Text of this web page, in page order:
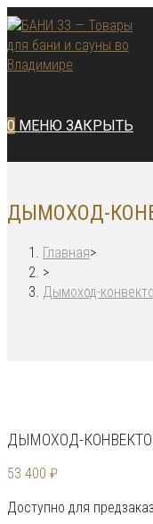
Перейти
к
содержимому
0 МЕНЮ ЗАКРЫТЬ
ДЫМОХОД-
Главная>
>
Дымоход-
ДЫМОХОД-
53 400 ₽
Доступно для